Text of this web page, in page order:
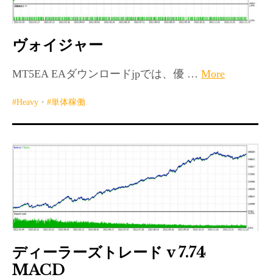
ヴォイジャー
MT5EA EAダウンロードjpでは、優 …More
Heavy ・ 単体稼働
ディーラーズトレード v 7.74
MACD